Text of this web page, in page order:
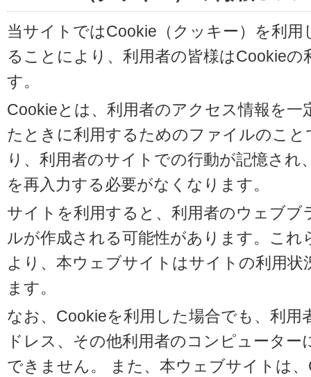
当サイトではCookie（クッキー）を利
ることにより、利用者の皆様はCookie
す。
Cookieとは、利用者のアクセス情報を
たときに利用するためのファイルのこ
り、利用者のサイトでの行動が記憶さ
を再入力する必要がなくなります。
サイトを利用すると、利用者のウェブ
ルが作成される可能性があります。こ
より、本ウェブサイトはサイトの利用
ます。
なお、Cookieを利用した場合でも、利用
ドレス、その他利用者のコンピュータ
できません。 また、本ウェブサイトは